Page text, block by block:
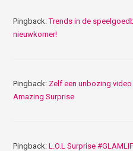
Pingback:Trends in de
nieuwkomer!
Pingback: Zelf een unbozing video
Amazing Surprise
Pingback:L.O.L Surprise